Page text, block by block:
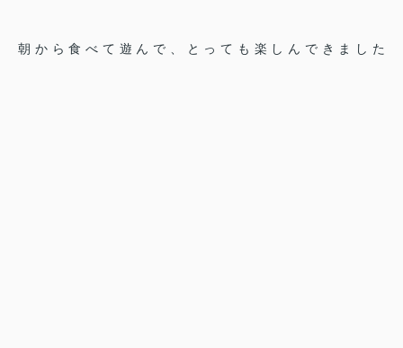
朝から食べて遊んで、とっても楽しんできました